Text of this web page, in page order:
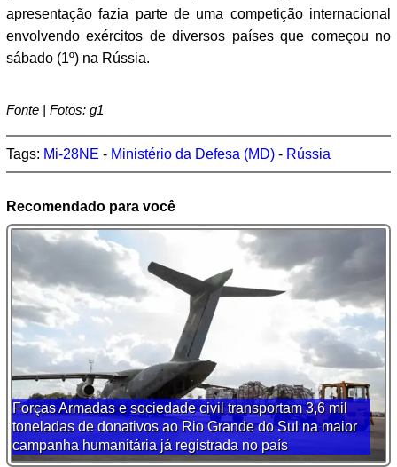
apresentação fazia parte de uma competição internacional
envolvendo exércitos de diversos países que começou no
sábado (1º) na Rússia.
Fonte | Fotos: g1
Tags: Mi-28NE - Ministério da Defesa (MD) - Rússia
Recomendado para você
Forças Armadas e sociedade civil transportam 3,6 mil
toneladas de donativos ao Rio Grande do Sul na maior
campanha humanitária já registrada no país